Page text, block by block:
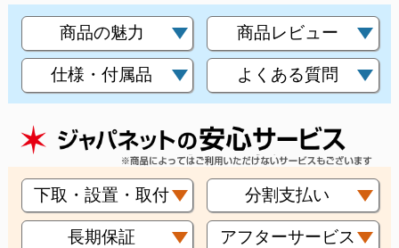
商品の魅力 商品レビュー
仕様・付属品 よくある質問
下取・設置・取付 分割支払い
長期保証 アフターサービス